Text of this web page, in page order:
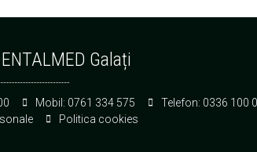
Galați
Mobil: 0761 334 575
Telefon: 0336 100
Politica cookies